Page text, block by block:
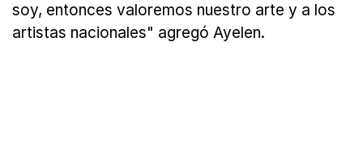
soy, entonces valoremos nuestro arte y a los
artistas nacionales" agregó Ayelen.